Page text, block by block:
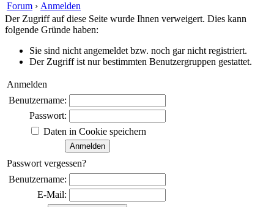
Forum › Anmelden
Der Zugriff auf diese Seite wurde Ihnen verweigert. Dies kann
folgende Gründe haben:
Sie sind nicht angemeldet bzw. noch gar nicht registriert.
Der Zugriff ist nur bestimmten Benutzergruppen gestattet.
Anmelden
Benutzername:
Passwort:
Daten in Cookie speichern
Passwort vergessen?
Benutzername:
E-Mail: